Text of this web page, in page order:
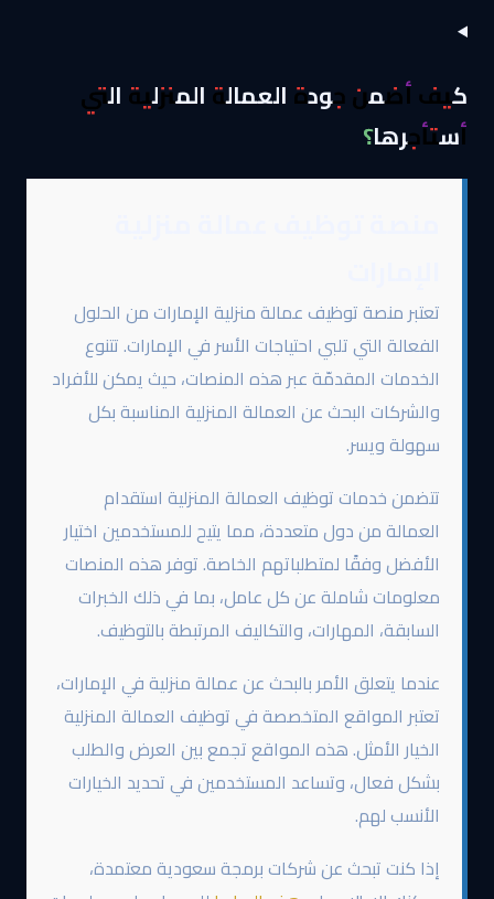
كيف أضمن جودة العمالة المنزلية التي
أستأجرها؟
تعتبر منصة توظيف عمالة منزلية الإمارات من الحلول
الفعالة التي تلبي احتياجات الأسر في الإمارات. تتنوع
الخدمات المقدمّة عبر هذه المنصات، حيث يمكن للأفراد
والشركات البحث عن العمالة المنزلية المناسبة بكل
سهولة ويسر.
تتضمن خدمات توظيف العمالة المنزلية استقدام
العمالة من دول متعددة، مما يتيح للمستخدمين اختيار
الأفضل وفقًا لمتطلباتهم الخاصة. توفر هذه المنصات
معلومات شاملة عن كل عامل، بما في ذلك الخبرات
السابقة، المهارات، والتكاليف المرتبطة بالتوظيف.
عندما يتعلق الأمر بالبحث عن عمالة منزلية في الإمارات،
تعتبر المواقع المتخصصة في توظيف العمالة المنزلية
الخيار الأمثل. هذه المواقع تجمع بين العرض والطلب
بشكل فعال، وتساعد المستخدمين في تحديد الخيارات
الأنسب لهم.
إذا كنت تبحث عن شركات برمجة سعودية معتمدة،